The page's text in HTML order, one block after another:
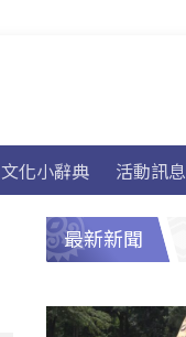
文化小辭典 活動訊息
最新新聞